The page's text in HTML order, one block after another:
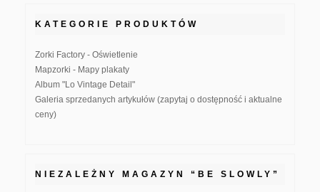
KATEGORIE PRODUKTÓW
Zorki Factory - Oświetlenie
Mapzorki - Mapy plakaty
Album "Lo Vintage Detail"
Galeria sprzedanych artykułów (zapytaj o dostępność i aktualne
ceny)
NIEZALEŻNY MAGAZYN “BE SLOWLY”